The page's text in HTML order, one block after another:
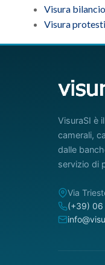
Visura bilancio
Visura protesti
VisuraSI è
camerali,
dalle
servizio di
Via
(+39) 06